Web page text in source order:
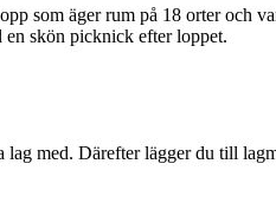
som äger rum på 18 orter och
en skön picknick efter loppet.
med. Därefter lägger du till